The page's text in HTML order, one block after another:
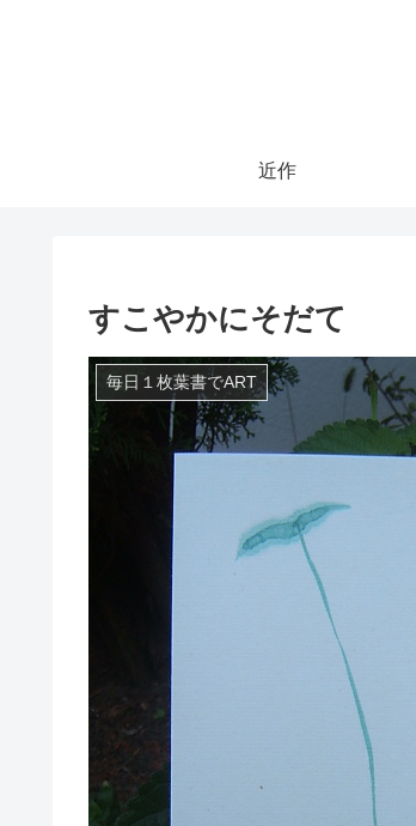
近作
すこやかにそだて
毎日１枚葉書でART